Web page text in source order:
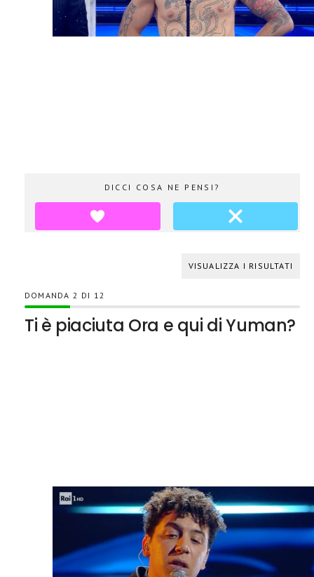
DICCI COSA NE PENSI?
VISUALIZZA I RISULTATI
DOMANDA DI 12
Ti è piaciuta Ora e qui di Yuman?